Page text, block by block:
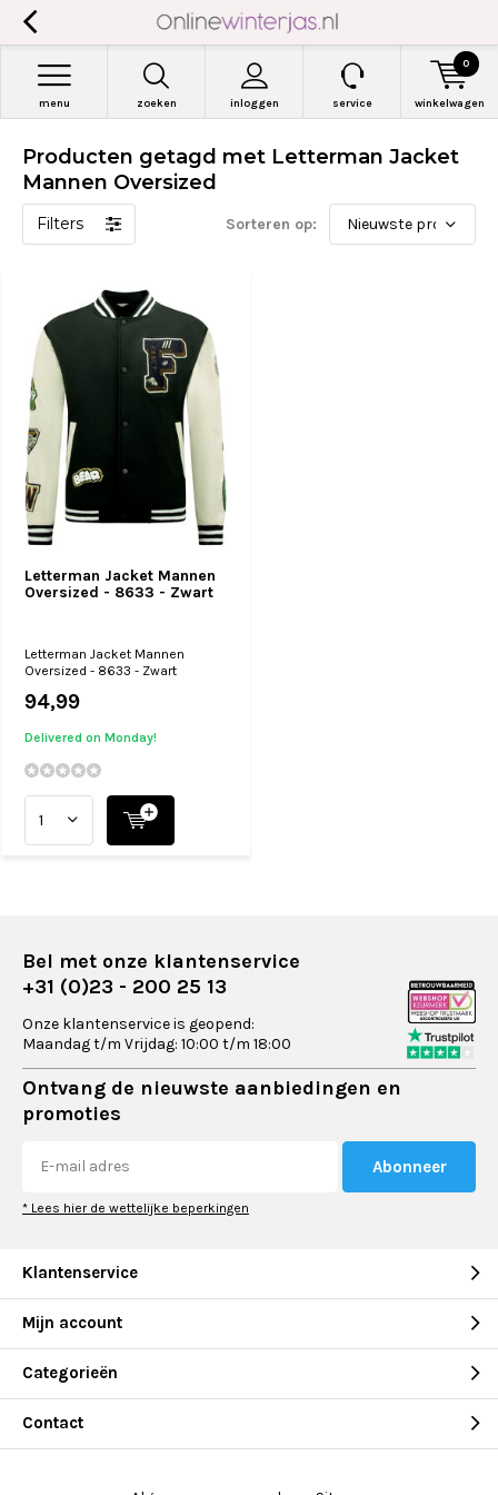
zoeken inloggen
menu service winkelwagen
0
Producten getagd met Letterman Jacket
Mannen Oversized
Filters Sorteren op:
Letterman Jacket Mannen
Oversized - 8633 - Zwart
Letterman Jacket Mannen
Oversized - 8633 - Zwart
94,99
Delivered on Monday!
Bel met onze klantenservice
+31 (0)23 - 200 25 13
Onze klantenservice is geopend:
Maandag t/m Vrijdag: 10:00 t/m 18:00
Ontvang de nieuwste aanbiedingen en
promoties
Abonneer
* Lees hier de wettelijke beperkingen
Klantenservice
Mijn account
Categorieën
Contact